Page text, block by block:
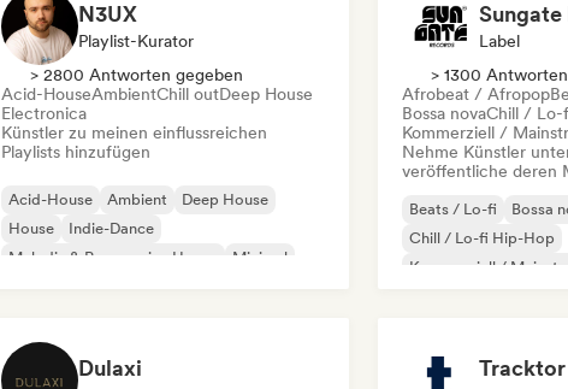
N3UX
Playlist-Kurator
> 2800 Antworten gegeben
Acid-HouseAmbientChill outDeep House
Electronica
Künstler zu meinen einflussreichen
Playlists hinzufügen
Acid-House Ambient
Deep House
House
Indie-Dance
Melodic & Progressive House
Minimal
Sungate
Label
> 1300
Afrobeat / Afropop
Bossa novaChill / Lo-
Kommerziell /
Nehme Künstler
veröffentliche deren
Beats / Lo-fi
Bossa
Chill / Lo-fi Hip-Hop
Kommerziell /
Dulaxi Tracktor